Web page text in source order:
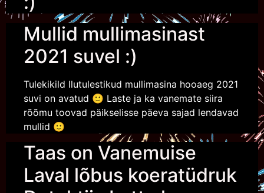
Mullid mullimasinast
2021 suvel :)
Tulekikild Ilutulestikud mullimasina hooaeg 2021
suvi on avatud 🙂 Laste ja ka vanemate siira
rõõmu toovad päikselisse päeva sajad lendavad
mullid 🙂
Taas on Vanemuise
Laval lõbus koeratüdruk